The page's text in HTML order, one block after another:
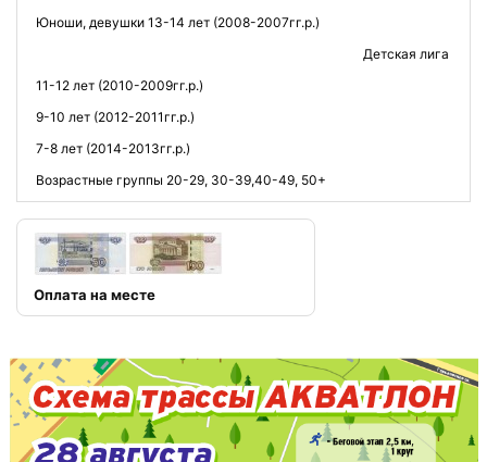
Юноши, девушки 13-14 лет (2008-2007гг.р.)
Детская лига
11-12 лет (2010-2009гг.р.)
9-10 лет (2012-2011гг.р.)
7-8 лет (2014-2013гг.р.)
Возрастные группы 20-29, 30-39,40-49, 50+
Оплата на месте